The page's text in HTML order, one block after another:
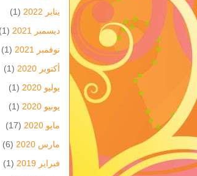
يناير 2022
(1)
ديسمبر 2021
(1)
نوفمبر 2021
(1)
أكتوبر 2020
(1)
يوليو 2020
(1)
يونيو 2020
(1)
مايو 2020
(17)
مارس 2020
(6)
فبراير 2019
(1)